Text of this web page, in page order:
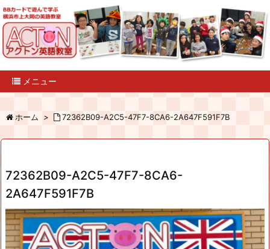
メニュー
ホーム > 72362B09-A2C5-47F7-8CA6-2A647F591F7B
72362B09-A2C5-47F7-8CA6-
2A647F591F7B